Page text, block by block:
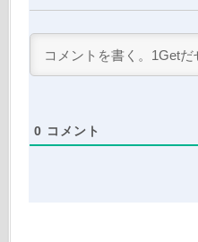
0 コメント